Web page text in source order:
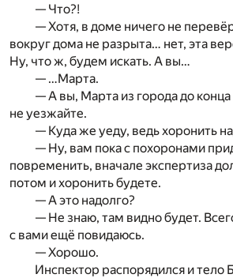
— Что?!
— Хотя, в доме ничего не
вокруг дома не разрыта… нет, эта
Ну, что ж, будем искать. А вы…
— …Марта.
— А вы, Марта из города до конца
не уезжайте.
— Куда же уеду, ведь хоронить
— Ну, вам пока с похоронами
повременить, вначале экспертиза
потом и хоронить будете.
— А это надолго?
— Не знаю, там видно будет.
с вами ещё повидаюсь.
— Хорошо.
Инспектор распорядился и тело